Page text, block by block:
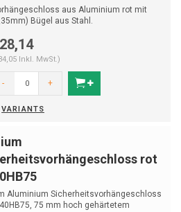
aus Aluminium rot mit
Bügel aus Stahl.
Inkl. MwSt.)
- +
VARIANTS
rot
Aluminium Sicherheitsvorhängeschloss
75 mm hoch gehärtetem